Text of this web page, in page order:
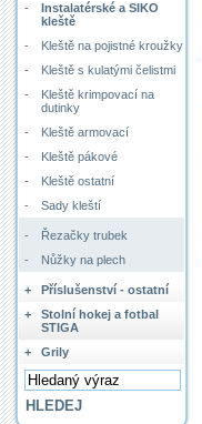
-
Instalatérské a SIKO
kleště
-
Kleště na pojistné kroužky
-
Kleště s kulatými čelistmi
-
Kleště krimpovací na
dutinky
-
Kleště armovací
-
Kleště pákové
-
Kleště ostatní
-
Sady kleští
-
Řezačky trubek
-
Nůžky na plech
+
Příslušenství - ostatní
+
Stolní hokej a fotbal
STIGA
+
Grily